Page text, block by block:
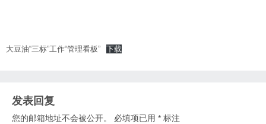
大豆油“三标”工作“管理看板” 下载
发表回复
您的邮箱地址不会被公开。 必填项已用 * 标注